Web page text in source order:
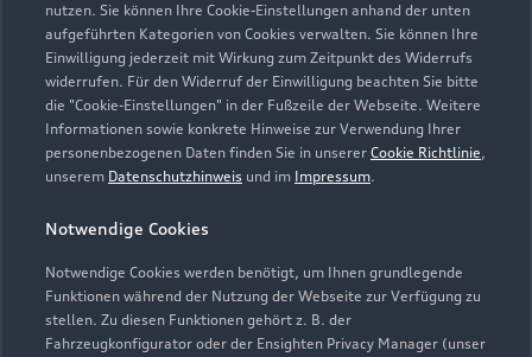
nutzen. Sie können Ihre Cookie-Einstellungen anhand der unten
aufgeführten Kategorien von Cookies verwalten. Sie können Ihre
Einwilligung jederzeit mit Wirkung zum Zeitpunkt des Widerrufs
widerrufen. Für den Widerruf der Einwilligung beachten Sie bitte
die "Cookie-Einstellungen" in der Fußzeile der Webseite. Weitere
Informationen sowie konkrete Hinweise zur Verwendung Ihrer
personenbezogenen Daten finden Sie in unserer Cookie Richtlinie,
unserem Datenschutzhinweis und im Impressum.
Notwendige Cookies
Notwendige Cookies werden benötigt, um Ihnen grundlegende
Funktionen während der Nutzung der Webseite zur Verfügung zu
stellen. Zu diesen Funktionen gehört z. B. der
Fahrzeugkonfigurator oder der Ensighten Privacy Manager (unser
Service
Geschlossen, öffnet am Montag 07:00
Teile & Zubehörverkauf
Geschlossen,öffnet amMontag 10:30
Gebrauchtwagenverkauf
Geschlossen,öffnet am Montag 09:00